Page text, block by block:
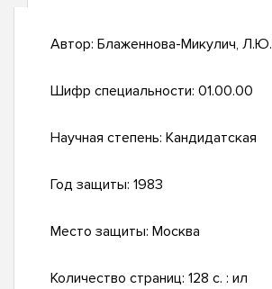
Автор: Блаженнова-Микулич, Л.Ю.
Шифр специальности: 01.00.00
Научная степень: Кандидатская
Год защиты: 1983
Место защиты: Москва
Количество страниц: 128 c. : ил